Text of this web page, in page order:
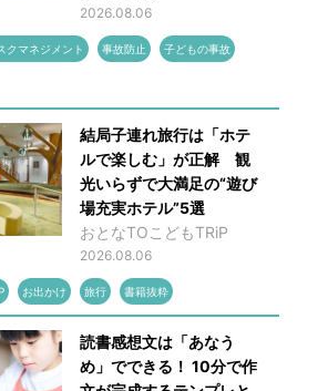
2026.08.06
クマネジメント 事故防止 子どもの事故
結局子連れ旅行は「ホテ
ルで楽しむ」が正解 観
光いらずで大満足の“遊び
場充実ホテル”5選
おとなTOこどもTRiP
2026.08.06
お出かけ 旅行 書籍抜粋
読書感想文は「あなう
め」でできる！ 10分で作